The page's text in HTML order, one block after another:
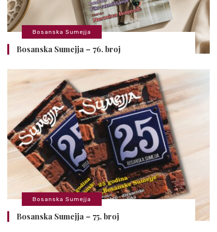
Bosanska Sumejja
Bosanska Sumejja – 76. broj
Bosanska Sumejja
Bosanska Sumejja – 75. broj